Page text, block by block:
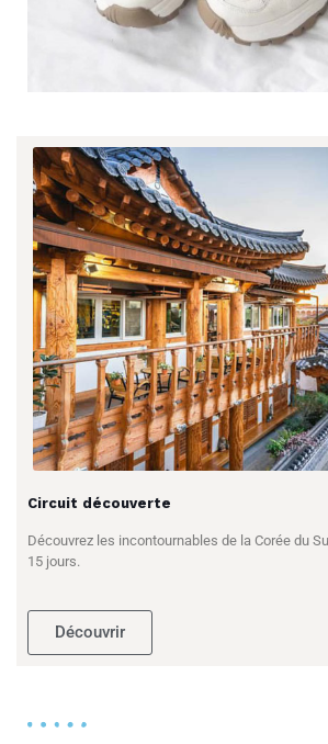
Circuit découverte
Découvrez les incontournables de la Corée du
15 jours.
Découvrir